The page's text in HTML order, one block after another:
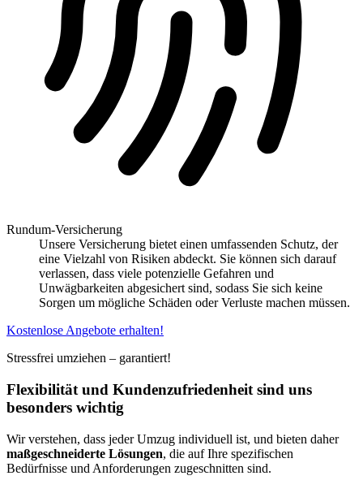
Rundum-Versicherung
Unsere Versicherung bietet einen umfassenden Schutz, der
eine Vielzahl von Risiken abdeckt. Sie können sich darauf
verlassen, dass viele potenzielle Gefahren und
Unwägbarkeiten abgesichert sind, sodass Sie sich keine
Sorgen um mögliche Schäden oder Verluste machen müssen.
Kostenlose Angebote erhalten!
Stressfrei umziehen – garantiert!
Flexibilität und Kundenzufriedenheit sind uns
besonders wichtig
Wir verstehen, dass jeder Umzug individuell ist, und bieten daher
maßgeschneiderte Lösungen, die auf Ihre spezifischen
Bedürfnisse und Anforderungen zugeschnitten sind.